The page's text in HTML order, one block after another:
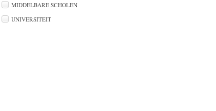
MIDDELBARE SCHOLEN
UNIVERSITEIT